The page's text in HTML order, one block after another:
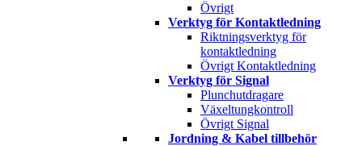
Övrigt
Verktyg för Kontaktledning
Riktningsverktyg för
kontaktledning
Övrigt Kontaktledning
Verktyg för Signal
Plunchutdragare
Växeltungkontroll
Övrigt Signal
Jordning & Kabel tillbehör